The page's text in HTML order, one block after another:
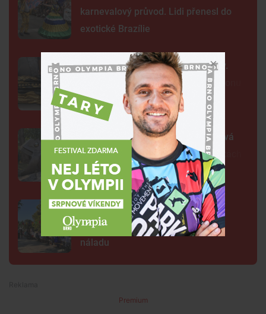
karnevalový průvod. Lidi přenesl do
exotické Brazílie
Neobvyklá pacientka u svaté Anny.
Lékaři vyšetřili 700 let starou madonu
Žába sedí na prameni a bublá. Nová
fontána oživila parčík v Žabovřeskách
Brňané zasedli k dlouhému stolu.
Přinesli domácí dobroty i veselou
náladu
Premium